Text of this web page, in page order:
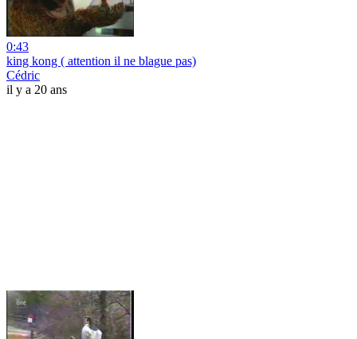
0:43
king kong ( attention il ne blague pas)
Cédric
il y a 20 ans